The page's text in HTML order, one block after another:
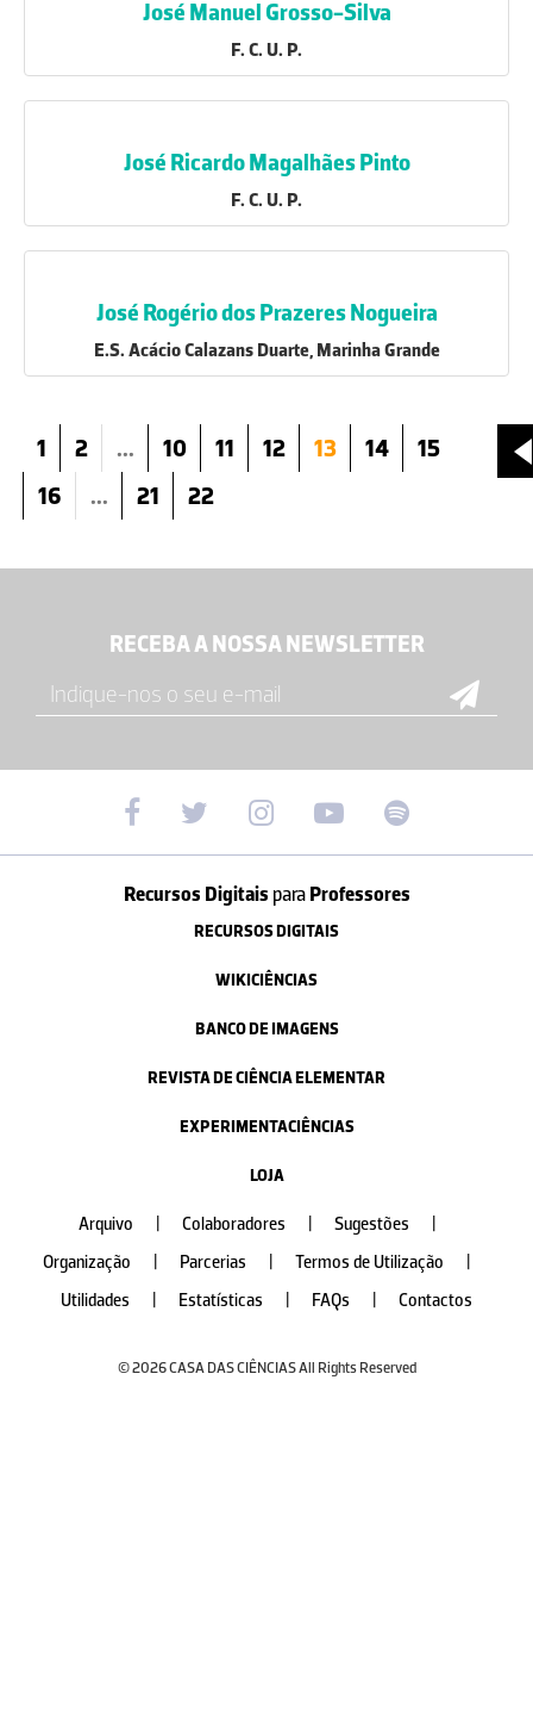
José Manuel Grosso-Silva
F. C. U. P.
José Ricardo Magalhães Pinto
F. C. U. P.
José Rogério dos Prazeres Nogueira
E.S. Acácio Calazans Duarte, Marinha Grande
1 2 ... 10 11 12 13 14
15
16
... 21 22
RECEBA A NOSSA NEWSLETTER
Recursos Digitais paraProfessores
RECURSOS DIGITAIS
WIKICIÊNCIAS
BANCO DE IMAGENS
REVISTA DE CIÊNCIA ELEMENTAR
EXPERIMENTACIÊNCIAS
LOJA
Arquivo Colaboradores Sugestões
Organização
Parcerias Termos de Utilização
Utilidades
Estatísticas FAQs Contactos
© 2026 CASA DAS CIÊNCIAS All Rights Reserved